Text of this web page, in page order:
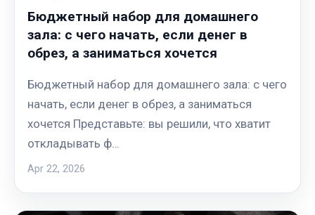
Бюджетный набор для домашнего
зала: с чего начать, если денег в
обрез, а заниматься хочется
Бюджетный набор для домашнего зала: с чего
начать, если денег в обрез, а заниматься
хочется Представьте: вы решили, что хватит
откладывать ф…
Apr 22, 2026